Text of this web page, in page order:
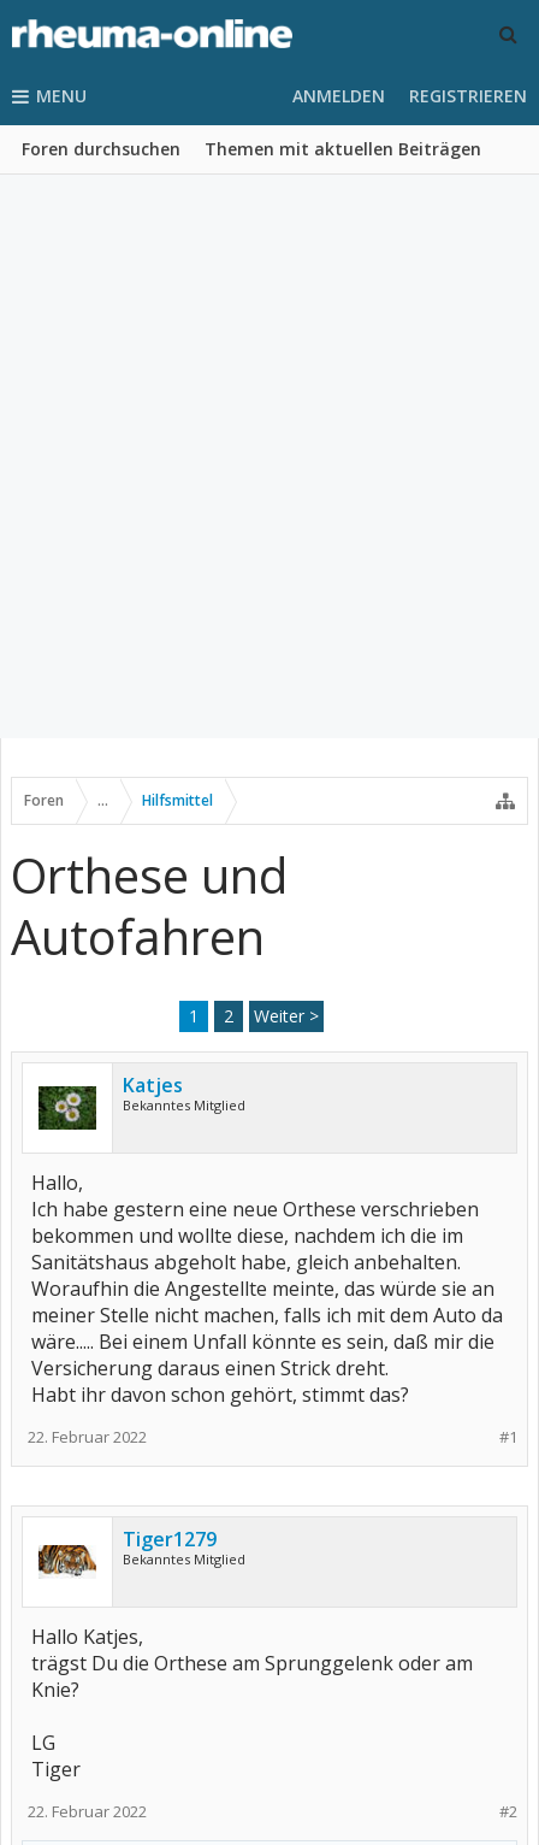
MENU
Foren durchsuchen Themen mit aktuellen Beiträgen
ANMELDEN REGISTRIEREN
Foren ... Hilfsmittel
Orthese und
Autofahren
1 2 Weiter >
Katjes
Bekanntes Mitglied
Hallo,
Ich habe gestern eine neue Orthese verschrieben
bekommen und wollte diese, nachdem ich die im
Sanitätshaus abgeholt habe, gleich anbehalten.
Woraufhin die Angestellte meinte, das würde sie an
meiner Stelle nicht machen, falls ich mit dem Auto da
wäre..... Bei einem Unfall könnte es sein, daß mir die
Versicherung daraus einen Strick dreht.
Habt ihr davon schon gehört, stimmt das?
#1
22. Februar 2022
Tiger1279
Bekanntes Mitglied
Hallo Katjes,
trägst Du die Orthese am Sprunggelenk oder am
Knie?
LG
Tiger
#2
22. Februar 2022